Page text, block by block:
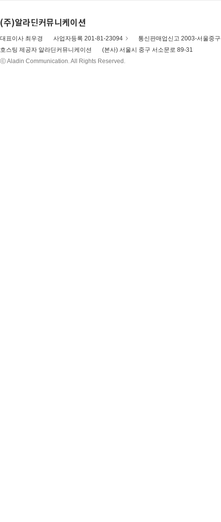
(주)알라딘커뮤니케이션
대표이사 최우경 사업자등록 201-81-23094
통신판매업신고 2003-서울중
호스팅 제공자 알라딘커뮤니케이션
(본사) 서울시 중구 서소문로 89-31
ⓒ Aladin Communication. All Rights Reserved.